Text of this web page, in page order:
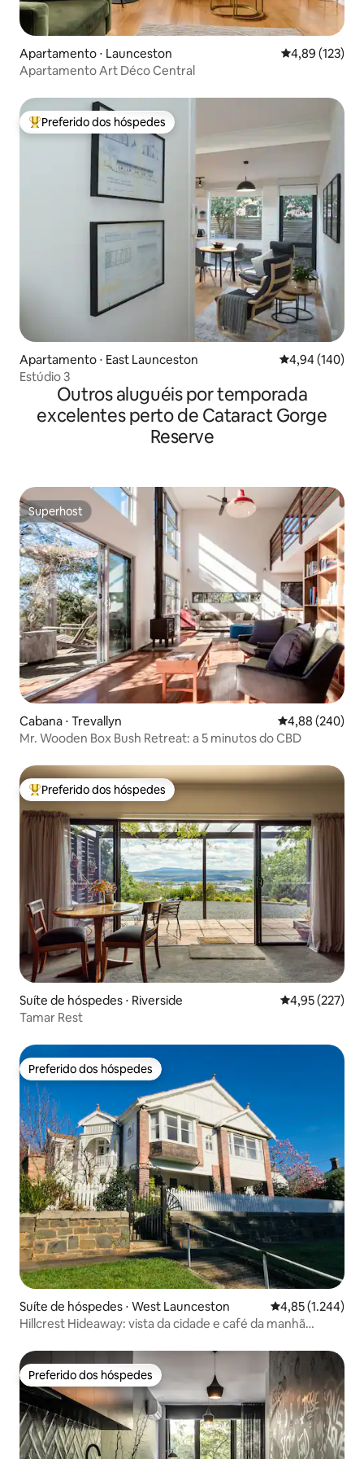
Apartamento ⋅ Launceston 4,89 de uma
4,89 (123)
Apartamento Art Déco Central
Entre os melhores preferidos dos hóspedes
Preferido dos hóspedes
Apartamento ⋅ East Launceston 4,94 de uma
4,94 (140)
Estúdio 3
Outros aluguéis por temporada
excelentes perto de Cataract Gorge
Reserve
Superhost
Superhost
Cabana ⋅ Trevallyn 4,88 de uma
4,88 (240)
Mr. Wooden Box Bush Retreat: a 5 minutos do CBD
Entre os melhores preferidos dos hóspedes
Preferido dos hóspedes
Suíte de hóspedes ⋅ Riverside 4,95 de uma
4,95 (227)
Tamar Rest
Preferido dos hóspedes
Preferido dos hóspedes
Suíte de hóspedes ⋅ West Launceston 4,85 de uma
4,85 (1.244)
Hillcrest Hideaway: vista da cidade e café da manhã
Preferido dos hóspedes
Preferido dos hóspedes